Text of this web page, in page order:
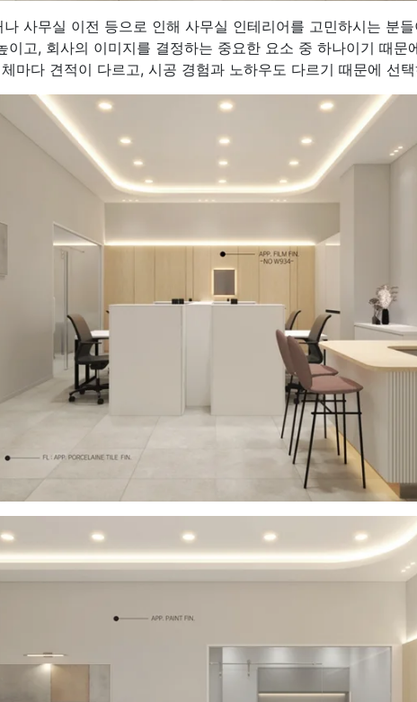
사무실 이전 등으로 인해 사무실 인테리어를 고민하시는 분
이고, 회사의 이미지를 결정하는 중요한 요소 중 하나이기 때문
마다 견적이 다르고, 시공 경험과 노하우도 다르기 때문에 선